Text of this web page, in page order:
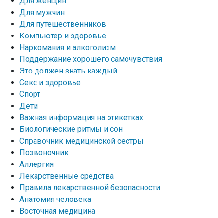
Для мужчин
Для путешественников
Компьютер и здоровье
Наркомания и алкоголизм
Поддержание хорошего самочувствия
Это должен знать каждый
Секс и здоровье
Спорт
Дети
Важная информация на этикетках
Биологические ритмы и сон
Справочник медицинской сестры
Позвоночник
Аллергия
Лекарственные средства
Правила лекарственной безопасности
Aнатомия человека
Восточная медицина